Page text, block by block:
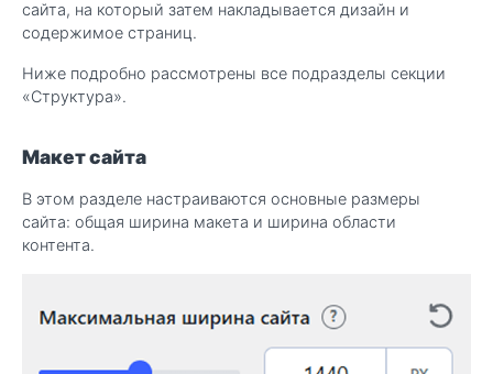
сайта, на который затем накладывается дизайн и
содержимое страниц.
Ниже подробно рассмотрены все подразделы секции
«Структура».
Макет сайта
В этом разделе настраиваются основные размеры
сайта: общая ширина макета и ширина области
контента.